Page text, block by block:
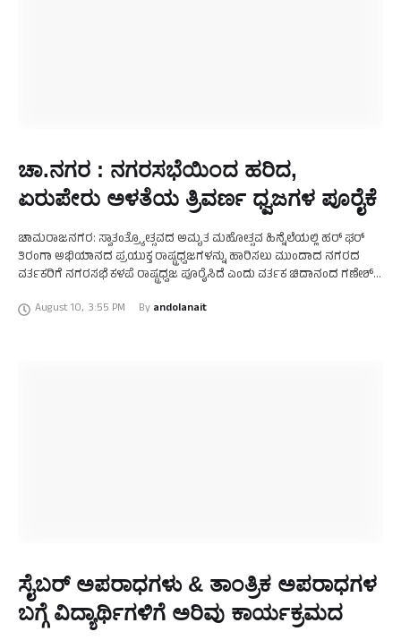
ಚಾ.ನಗರ : ನಗರಸಭೆಯಿಂದ ಹರಿದ,
ಏರುಪೇರು ಅಳತೆಯ ತ್ರಿವರ್ಣ ಧ್ವಜಗಳ ಪೂರೈಕೆ
ಚಾಮರಾಜನಗರ: ಸ್ವಾತಂತ್ರ್ಯೋತ್ಸವದ ಅಮೃತ ಮಹೋತ್ಸವ ಹಿನ್ನೆಲೆಯಲ್ಲಿ ಹರ್ ಘರ್
ತಿರಂಗಾ ಅಭಿಯಾನದ ಪ್ರಯುಕ್ತ ರಾಷ್ಟ್ರಧ್ವಜಗಳನ್ನು ಹಾರಿಸಲು ಮುಂದಾದ ನಗರದ
ವರ್ತಕರಿಗೆ ನಗರಸಭೆ ಕಳಪೆ ರಾಷ್ಟ್ರಧ್ವಜ ಪೂರೈಸಿದೆ ಎಂದು ವರ್ತಕ ಚಿದಾನಂದ ಗಣೇಶ್
August 10, 3:55 PM By andolanait
ಸೈಬರ್ ಅಪರಾಧಗಳು & ತಾಂತ್ರಿಕ ಅಪರಾಧಗಳ
ಬಗ್ಗೆ ವಿದ್ಯಾರ್ಥಿಗಳಿಗೆ ಅರಿವು ಕಾರ್ಯಕ್ರಮದ